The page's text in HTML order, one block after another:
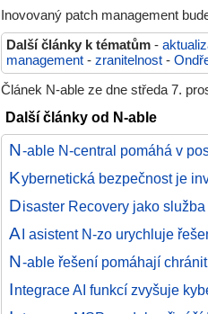
Inovovaný patch management
Další články k tématům -
management - zranitelnost -
Článek N-able ze dne středa 7.
Další články od N-able
N-able N-central pomáhá v
Kybernetická bezpečnost je
Disaster Recovery jako
AI asistent N-zo urychluje
N-able řešení pomáhají
Integrace AI funkcí zvyšuje